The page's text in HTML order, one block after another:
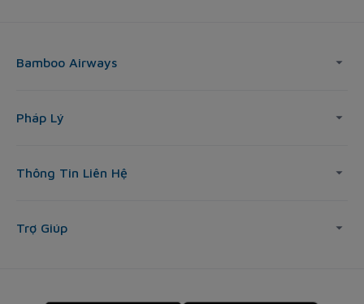
Bamboo Airways
Pháp Lý
Thông Tin Liên Hệ
Trợ Giúp